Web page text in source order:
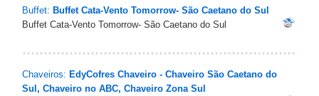
Buffet: Buffet Cata-Vento Tomorrow- São Caetano do Sul
Buffet Cata-Vento Tomorrow- São Caetano do Sul
Chaveiros: EdyCofres Chaveiro - Chaveiro São Caetano do
Sul, Chaveiro no ABC, Chaveiro Zona Sul